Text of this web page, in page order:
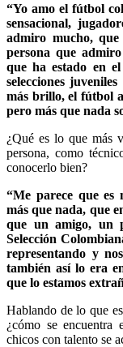
“Yo amo el fútbol
sensacional,
admiro mucho, que
persona que
que ha estado en
selecciones
más brillo, el fútbol
pero más que nada
¿Qué es lo que más
persona, como
conocerlo bien?
“Me parece que es
más que nada, que
que un amigo, un
Selección
representando y
también así lo era
que lo estamos
Hablando de lo que
¿cómo se
chicos con talento se